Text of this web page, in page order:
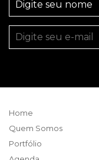
Home
Quem Somos
Portfólio